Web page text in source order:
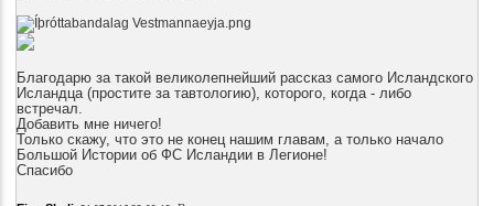
Благодарю за такой великолепнейший рассказ самого Исландского
Исландца (простите за тавтологию), которого, когда - либо
встречал.
Добавить мне ничего!
Только скажу, что это не конец нашим главам, а только начало
Большой Истории об ФС Исландии в Легионе!
Спасибо